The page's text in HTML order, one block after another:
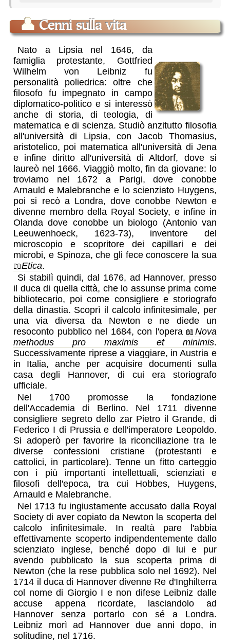
👤 Cenni sulla vita
Nato a Lipsia nel 1646, da
famiglia protestante, Gottfried
Wilhelm von Leibniz fu
personalità poliedrica: oltre che
filosofo fu impegnato in campo
diplomatico-politico e si interessò
anche di storia, di teologia, di
matematica e di scienza. Studiò anzitutto filosofia
all'università di Lipsia, con Jacob Thomasius,
aristotelico, poi matematica all'università di Jena
e infine diritto all'università di Altdorf, dove si
laureò nel 1666. Viaggiò molto, fin da giovane: lo
troviamo nel 1672 a Parigi, dove conobbe
Arnauld e Malebranche e lo scienziato Huygens,
poi si recò a Londra, dove conobbe Newton e
divenne membro della Royal Society, e infine in
Olanda dove conobbe un biologo (Antonio van
Leeuwenhoeck, 1623-73), inventore del
microscopio e scopritore dei capillari e dei
microbi, e Spinoza, che gli fece conoscere la sua
Etica.
Si stabilì quindi, dal 1676, ad Hannover, presso
il duca di quella città, che lo assunse prima come
bibliotecario, poi come consigliere e storiografo
della dinastia. Scoprì il calcolo infinitesimale, per
una via diversa da Newton e ne diede un
resoconto pubblico nel 1684, con l'opera
Nova
methodus pro maximis et minimis.
Successivamente riprese a viaggiare, in Austria e
in Italia, anche per acquisire documenti sulla
casa degli Hannover, di cui era storiografo
ufficiale.
Nel 1700 promosse la fondazione
dell'Accademia di Berlino. Nel 1711 divenne
consigliere segreto dello zar Pietro il Grande, di
Federico I di Prussia e dell'imperatore Leopoldo.
Si adoperò per favorire la riconciliazione tra le
diverse confessioni cristiane (protestanti e
cattolici, in particolare). Tenne un fitto carteggio
con i più importanti intellettuali, scienziati e
filosofi dell'epoca, tra cui Hobbes, Huygens,
Arnauld e Malebranche.
Nel 1713 fu ingiustamente accusato dalla Royal
Society di aver copiato da Newton la scoperta del
calcolo infinitesimale. In realtà pare l'abbia
effettivamente scoperto indipendentemente dallo
scienziato inglese, benché dopo di lui e pur
avendo pubblicato la sua scoperta prima di
Newton (che la rese pubblica solo nel 1692). Nel
1714 il duca di Hannover divenne Re d'Inghilterra
col nome di Giorgio I e non difese Leibniz dalle
accuse appena ricordate, lasciandolo ad
Hannover senza portarlo con sé a Londra.
Leibniz morì ad Hannover due anni dopo, in
solitudine, nel 1716.